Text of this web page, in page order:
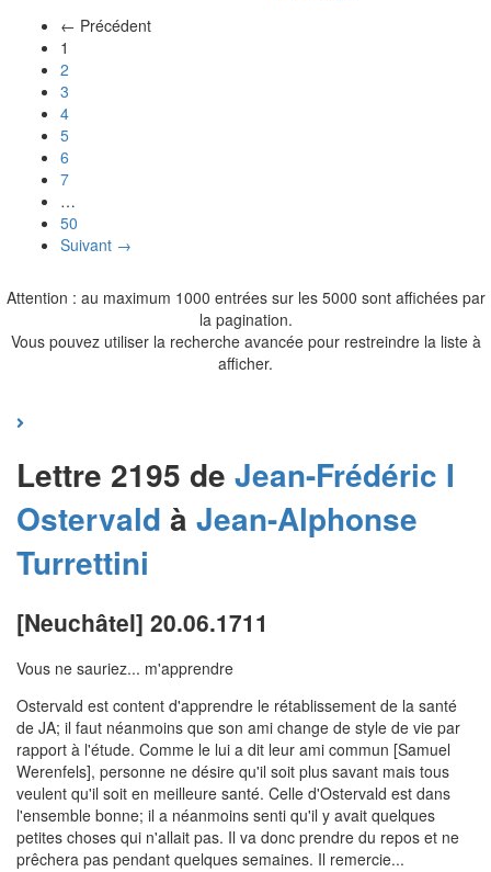
← Précédent
1
2
3
4
5
6
7
…
50
Suivant →
Attention : au maximum 1000 entrées sur les 5000 sont affichées par
la pagination.
Vous pouvez utiliser la recherche avancée pour restreindre la liste à
afficher.
Lettre 2195 de Jean-Frédéric I
Ostervald à Jean-Alphonse
Turrettini
[Neuchâtel] 20.06.1711
Vous ne sauriez... m'apprendre
Ostervald est content d'apprendre le rétablissement de la santé
de JA; il faut néanmoins que son ami change de style de vie par
rapport à l'étude. Comme le lui a dit leur ami commun [Samuel
Werenfels], personne ne désire qu'il soit plus savant mais tous
veulent qu'il soit en meilleure santé. Celle d'Ostervald est dans
l'ensemble bonne; il a néanmoins senti qu'il y avait quelques
petites choses qui n'allait pas. Il va donc prendre du repos et ne
prêchera pas pendant quelques semaines. Il remercie...